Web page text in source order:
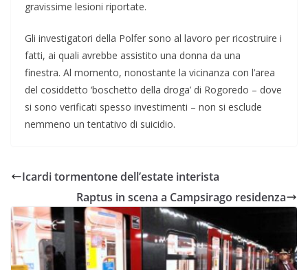
gravissime lesioni riportate.
Gli investigatori della Polfer sono al lavoro per ricostruire i
fatti, ai quali avrebbe assistito una donna da una
finestra. Al momento, nonostante la vicinanza con l’area
del cosiddetto ‘boschetto della droga’ di Rogoredo – dove
si sono verificati spesso investimenti – non si esclude
nemmeno un tentativo di suicidio.
Icardi tormentone dell’estate interista
Raptus in scena a Campsirago residenza